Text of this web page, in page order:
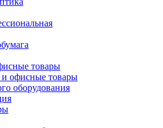
товары
и офисные товары
оборудования